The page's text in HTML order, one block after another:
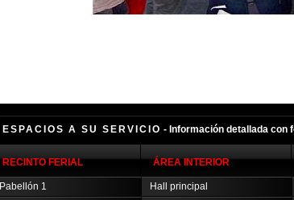
ESPACIOS A SU SERVICIO - Información detallada con
RECINTO FERIAL
Pabellón 1
ÁREA INTERIOR
Hall principal